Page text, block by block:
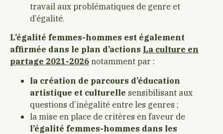
travail aux problématiques de genre et
d’égalité.
L’égalité femmes-hommes est également
affirmée dans le plan d’actions La culture en
partage 2021-2026notamment par :
la création de parcours d’éducation
artistique et culturelle sensibilisant aux
questions d’inégalité entre les genres ;
la mise en place de critères en faveur de
l’égalité femmes-hommes dans les